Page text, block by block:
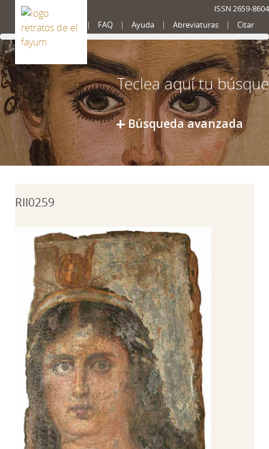
ISSN 2659-8604
Presentación FAQ Ayuda Abreviaturas Citar
Búsqueda avanzada
RII0259